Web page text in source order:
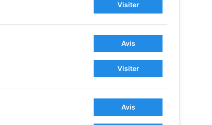
Visiter
Avis
Visiter
Avis